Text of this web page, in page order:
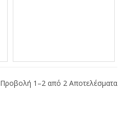
Προβολή 1–2 από 2 Αποτελέσματα